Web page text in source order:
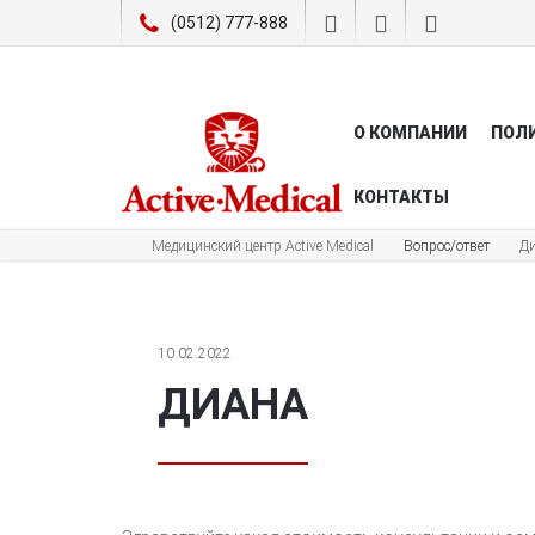
(0512) 777-888
О КОМПАНИИ
КОНТАКТЫ
Медицинский центр Active Medical Вопрос/ответ
10.02.2022
ДИАНА